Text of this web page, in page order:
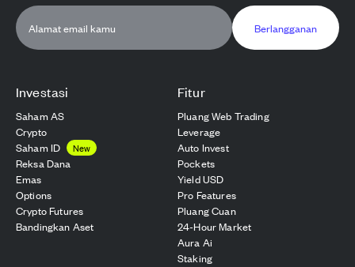
Investasi
Saham AS
Crypto
Saham ID
New
Reksa Dana
Emas
Options
Crypto Futures
Bandingkan Aset
Fitur
Pluang Web Trading
Leverage
Auto Invest
Pockets
Yield USD
Pro Features
Pluang Cuan
24-Hour Market
Aura Ai
Staking
Berlangganan